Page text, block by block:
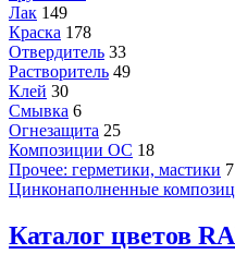
Лак 149
Краска 178
Отвердитель 33
Растворитель 49
Клей 30
Смывка 6
Огнезащита 25
Композиции ОС 18
Прочее: герметики, мастики 7
Цинконаполненные
Каталог цветов